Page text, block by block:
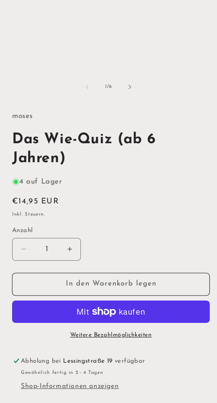
1/von
6
moses
Das Wie-Quiz (ab 6
Jahren)
4 auf Lager
Normaler
Preis
€14,95 EUR
Inkl. Steuern.
Anzahl
Verringere
die
Menge
Das
(ab
Erhöhe
die
Menge
für
Das
Quiz
(ab
6
In den Warenkorb legen
Weitere Bezahlmöglichkeiten
Abholung bei Lessingstraße 19 verfügbar
Gewöhnlich fertig in 2 - 4 Tagen
Shop-Informationen anzeigen